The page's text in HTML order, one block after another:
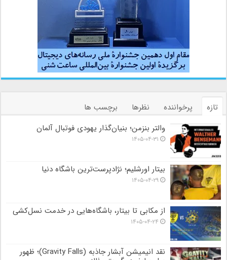
تازه پرخواننده نظرها
برچسب ها
والتر بنزمن؛ بنیان‌گذار یهودی فوتبال آلمان
۱۴۰۵-۰۴-۳۱
بیتار اورشلیم؛ نژادپرست‌ترین باشگاه دنیا
۱۴۰۵-۰۴-۲۹
از مکابی تا بیتار، باشگاه‌هایی در خدمت نسل‌کشی
۱۴۰۵-۰۴-۲۴
نقد انیمیشن آبشار جاذبه (Gravity Falls)؛ ظهور